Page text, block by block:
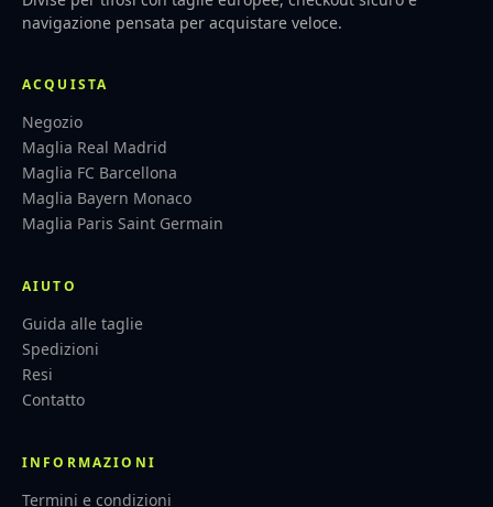
navigazione pensata per acquistare veloce.
ACQUISTA
Negozio
Maglia Real Madrid
Maglia FC Barcellona
Maglia Bayern Monaco
Maglia Paris Saint Germain
AIUTO
Guida alle taglie
Spedizioni
Resi
Contatto
INFORMAZIONI
Termini e condizioni